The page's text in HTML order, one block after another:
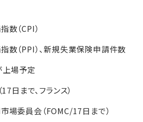
数（CPI）
数（PPI）、新規失業保険申請件数
上場予定
日まで、フランス）
場委員会（FOMC/17日まで）